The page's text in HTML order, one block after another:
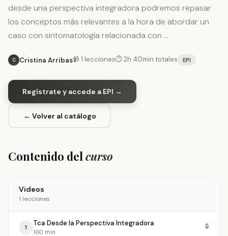
desde una perspectiva integradora podremos repasar
los conceptos más relevantes a la hora de abordar un
caso con sintomatología relacionada con …
C Cristina Arribas📹 1 lecciones⏱ 2h 40min totales EPI
Regístrate y accede a EPI →
← Volver al catálogo
Contenido delcurso
Videos
1 lecciones
1 Tca Desde la Perspectiva Integradora
160 min
🔒